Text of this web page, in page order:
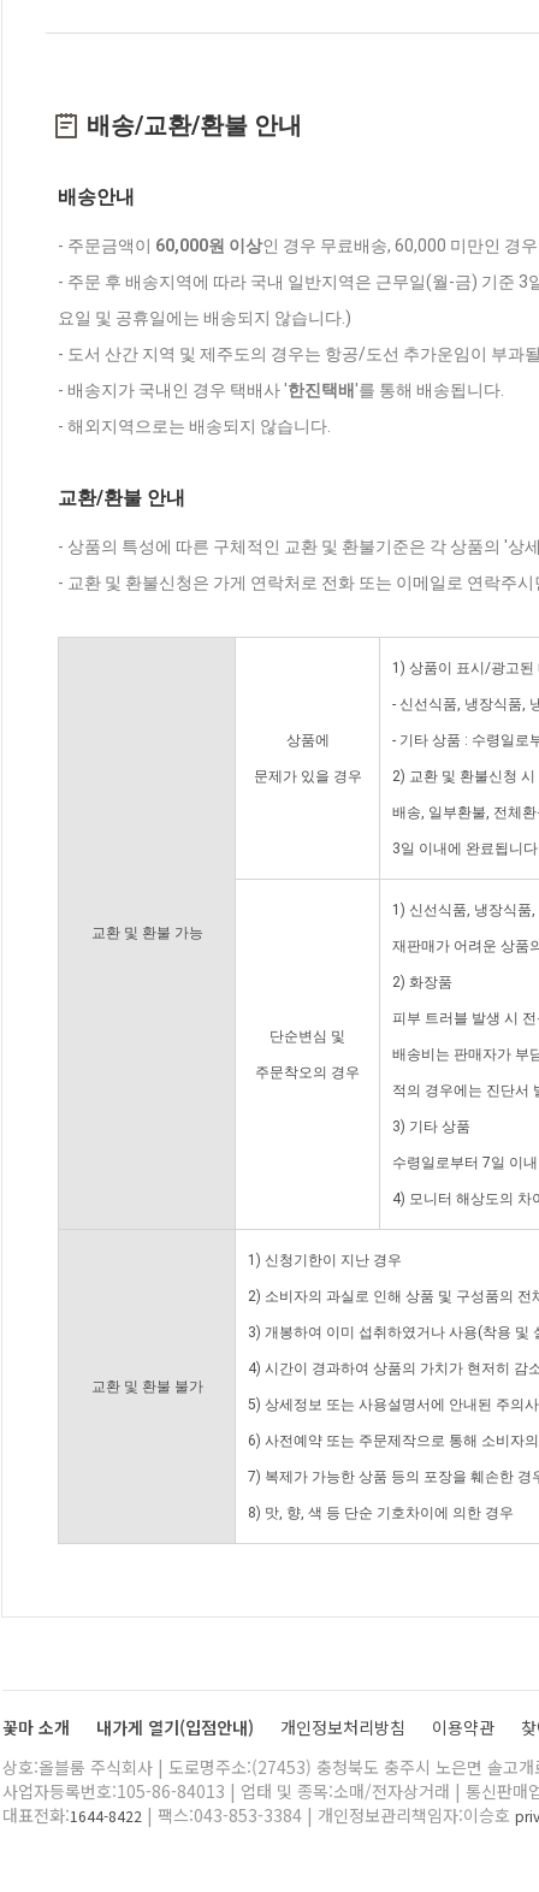
배송/교환/환불 안내
배송안내
- 주문금액이 60,000원 이상인 경우 무료배송, 60,000 미만인 경
- 주문 후 배송지역에 따라 국내 일반지역은 근무일(월-금) 기준
요일 및 공휴일에는 배송되지 않습니다.)
- 도서 산간 지역 및 제주도의 경우는 항공/도선 추가운임이 부과
- 배송지가 국내인 경우 택배사 '한진택배'를 통해 배송됩니다.
- 해외지역으로는 배송되지 않습니다.
교환/환불 안내
- 상품의 특성에 따른 구체적인 교환 및 환불기준은 각 상품의 '상
- 교환 및 환불신청은 가게 연락처로 전화 또는 이메일로 연락주
교환 및 환불 가능
상품에
문제가 있을 경우
1) 상품이 표시/광고된
- 신선식품, 냉장식품,
- 기타 상품 : 수령일로
2) 교환 및 환불신청
배송, 일부환불, 전체
3일 이내에 완료됩니
단순변심 및
주문착오의 경우
1) 신선식품, 냉장식품
재판매가 어려운 상품
2) 화장품
피부 트러블 발생 시
배송비는 판매자가 부
적의 경우에는 진단서
3) 기타 상품
수령일로부터 7일 이
4) 모니터 해상도의 차
교환 및 환불 불가
1) 신청기한이 지난 경우
2) 소비자의 과실로 인해 상품 및 구성품의
3) 개봉하여 이미 섭취하였거나 사용(착용 및
4) 시간이 경과하여 상품의 가치가 현저히 감
5) 상세정보 또는 사용설명서에 안내된 주의
6) 사전예약 또는 주문제작으로 통해 소비자
7) 복제가 가능한 상품 등의 포장을 훼손한 경
8) 맛, 향, 색 등 단순 기호차이에 의한 경우
꽃마 소개 내가게 열기(입점안내) 개인정보처리방침 이용약관
상호:올블룸 주식회사 | 도로명주소:(27453) 충청북도 충주시 노은면 솔고
사업자등록번호:105-86-84013 | 업태 및 종목:소매/전자상거래 | 통신판매
대표전화:1644-8422 | 팩스:043-853-3384 | 개인정보관리책임자:이승호